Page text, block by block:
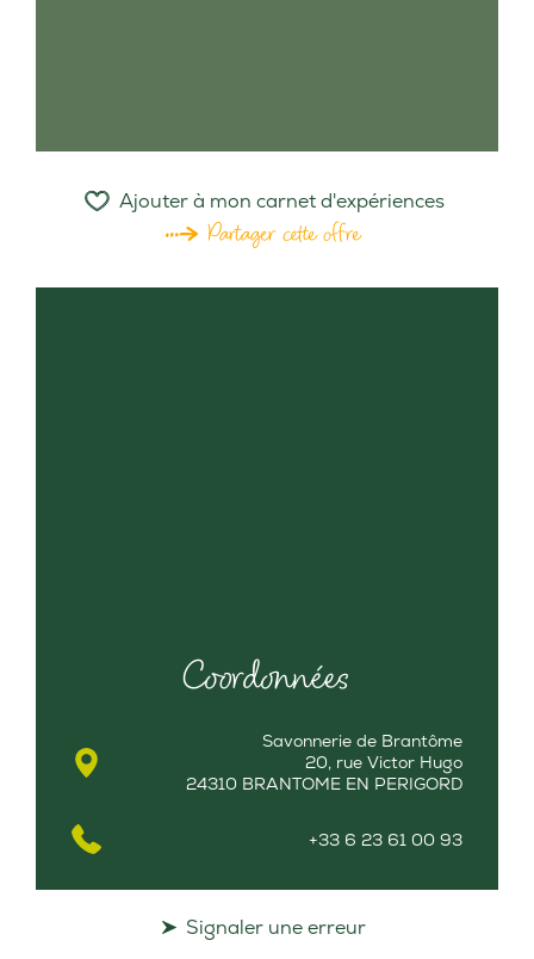
Ajouter à mon carnet d'expériences
Partager cette offre
Coordonnées
Savonnerie de Brantôme
20, rue Victor Hugo
24310 BRANTOME EN PERIGORD
+33 6 23 61 00 93
Signaler une erreur